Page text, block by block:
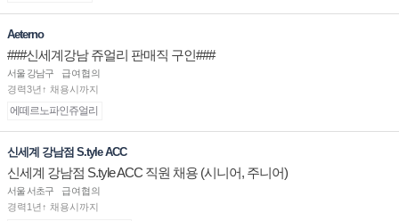
Aeterno
###신세계강남 쥬얼리 판매직 구인###
서울 강남구
급여협의
경력3년↑ 채용시까지
에떼르노파인쥬얼리
신세계 강남점 S.tyle ACC
신세계 강남점 S.tyle ACC 직원 채용 (시니어, 주니어)
서울 서초구
급여협의
경력1년↑ 채용시까지